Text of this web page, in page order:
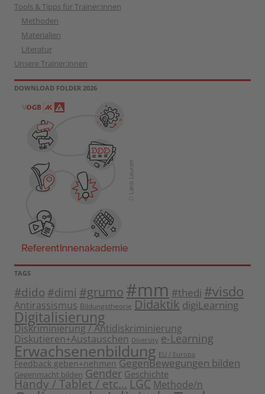
Tools & Tipps für Trainer:innen
Methoden
Materialien
Literatur
Unsere Trainer:innen
DOWNLOAD FOLDER 2026
TAGS
#dido #dimi #grumo #mm #thedi #visdo
Antirassismus Bildungstheorie Didaktik digiLearning
Digitalisierung
Diskriminierung / Antidiskriminierung
Diskutieren+Austauschen Diversity e-Learning
Erwachsenenbildung EU / Europa
Feedback geben+nehmen GegenBewegungen bilden
Gegenmacht bilden Gender Geschichte
Handy / Tablet / etc... LGC Methode/n